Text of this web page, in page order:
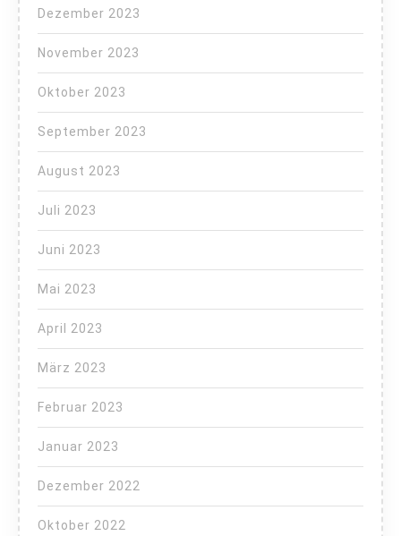
Dezember 2023
November 2023
Oktober 2023
September 2023
August 2023
Juli 2023
Juni 2023
Mai 2023
April 2023
März 2023
Februar 2023
Januar 2023
Dezember 2022
Oktober 2022